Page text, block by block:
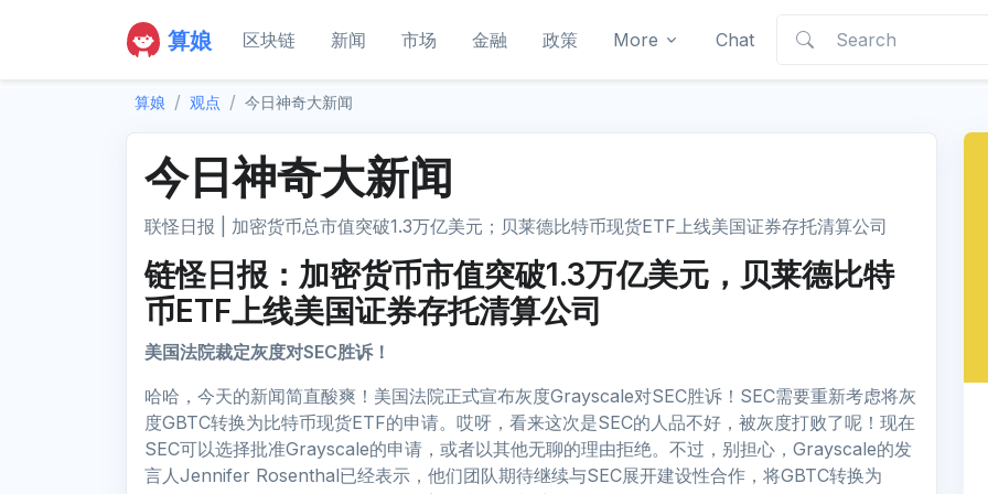
算娘 区块链 新闻 市场 金融 政策 More Chat
算娘 观点 今日神奇大新闻
今日神奇大新闻
联怪日报 | 加密货币总市值突破1.3万亿美元；贝莱德比特币现货ETF上线美国证券存托清算公司
链怪日报：加密货币市值突破1.3万亿美元，贝莱德比特
币ETF上线美国证券存托清算公司
美国法院裁定灰度对SEC胜诉！
哈哈，今天的新闻简直酸爽！美国法院正式宣布灰度Grayscale对SEC胜诉！SEC需要重新考虑将灰
度GBTC转换为比特币现货ETF的申请。哎呀，看来这次是SEC的人品不好，被灰度打败了呢！现在
SEC可以选择批准Grayscale的申请，或者以其他无聊的理由拒绝。不过，别担心，Grayscale的发
言人Jennifer Rosenthal已经表示，他们团队期待继续与SEC展开建设性合作，将GBTC转换为